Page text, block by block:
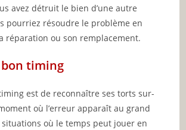
avez détruit le bien d’une autre
pourriez résoudre le problème en
réparation ou son remplacement.
timing
est de reconnaître ses torts sur-
où l’erreur apparaît au grand
où le temps peut jouer en